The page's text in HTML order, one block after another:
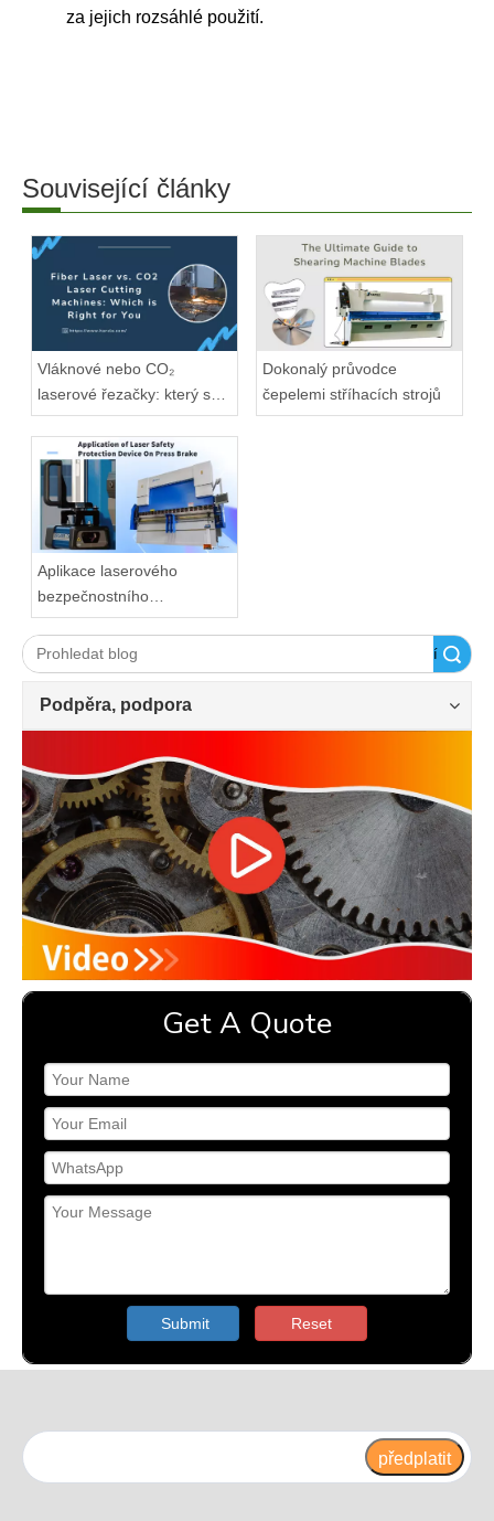
za jejich rozsáhlé použití.
Související články
Vláknové nebo CO₂
laserové řezačky: který se
hodí?
Dokonalý průvodce
čepelemi stříhacích strojů
Aplikace laserového
bezpečnostního
ochranného zařízení na
ohraňovací lis
Vyhledávání
Podpěra, podpora
Get A Quote
Submit Reset
předplatit